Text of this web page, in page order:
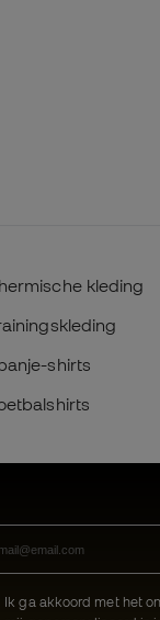
kleding
shirts
Ik ga akkoord met het